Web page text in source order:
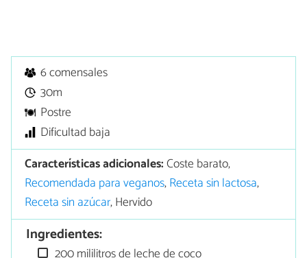
6 comensales
30m
Postre
Dificultad baja
Características adicionales:Coste barato,
Recomendada para veganos,Receta sin lactosa,
Receta sin azúcar, Hervido
Ingredientes:
200 mililitros de leche de coco